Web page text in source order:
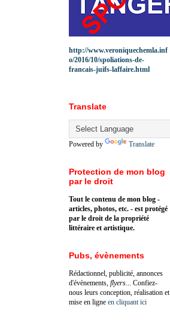
http://www.veroniquechemla.inf
o/2016/10/spoliations-de-
francais-juifs-laffaire.html
Translate
Powered by Translate
Protection de mon blog
par le droit
Tout le contenu de mon blog -
articles, photos, etc. - est protégé
par le droit de la propriété
littéraire et artistique.
Pubs, évènements
Rédactionnel, publicité, annonces
d'évènements, flyers ... Confiez-
nous leurs conception, réalisation et
mise en ligne en cliquant ici